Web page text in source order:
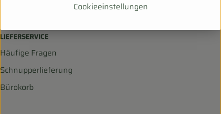
info@biohof-scharf.de
LIEFERSERVICE
Häufige Fragen
Schnupperlieferung
Bürokorb
Cookieeinstellungen